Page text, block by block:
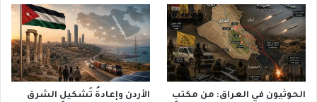
الحوثيون في العراق: من مكتبٍ
الأردن وإعادةُ تَشكيلِ الشرق